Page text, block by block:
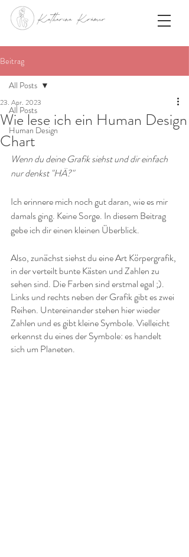
Beitrag
All Posts
Human Design
All Posts
Wie lese ich ein Human Design
Chart
23. Apr. 2023
Wenn du deine Grafik siehst und dir einfach
nur denkst "HÄ?"
Ich erinnere mich noch gut daran, wie es mir
damals ging. Keine Sorge. In diesem Beitrag
gebe ich dir einen kleinen Überblick.
Also, zunächst siehst du eine Art Körpergrafik,
in der verteilt bunte Kästen und Zahlen zu
sehen sind. Die Farben sind erstmal egal ;).
Links und rechts neben der Grafik gibt es zwei
Reihen. Untereinander stehen hier wieder
Zahlen und es gibt kleine Symbole. Vielleicht
erkennst du eines der Symbole: es handelt
sich um Planeten.